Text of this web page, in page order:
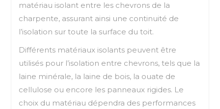
matériau isolant entre les chevrons de la
charpente, assurant ainsi une continuité de
l’isolation sur toute la surface du toit.
Différents matériaux isolants peuvent être
utilisés pour l’isolation entre chevrons, tels que la
laine minérale, la laine de bois, la ouate de
cellulose ou encore les panneaux rigides. Le
choix du matériau dépendra des performances